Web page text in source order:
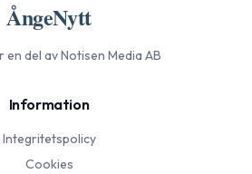
ÅngeNytt
en del av Notisen Media AB
Information
Integritetspolicy
Cookies